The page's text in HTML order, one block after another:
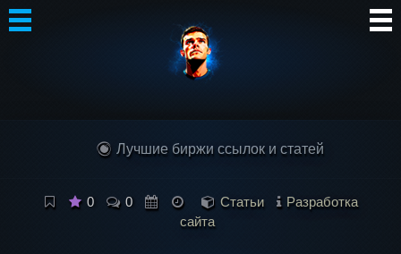
Блог
Лучшие биржи ссылок и статей
0 0 Статьи
Разработка
сайта